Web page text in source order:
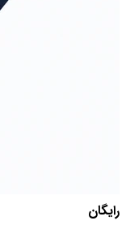
رایگان